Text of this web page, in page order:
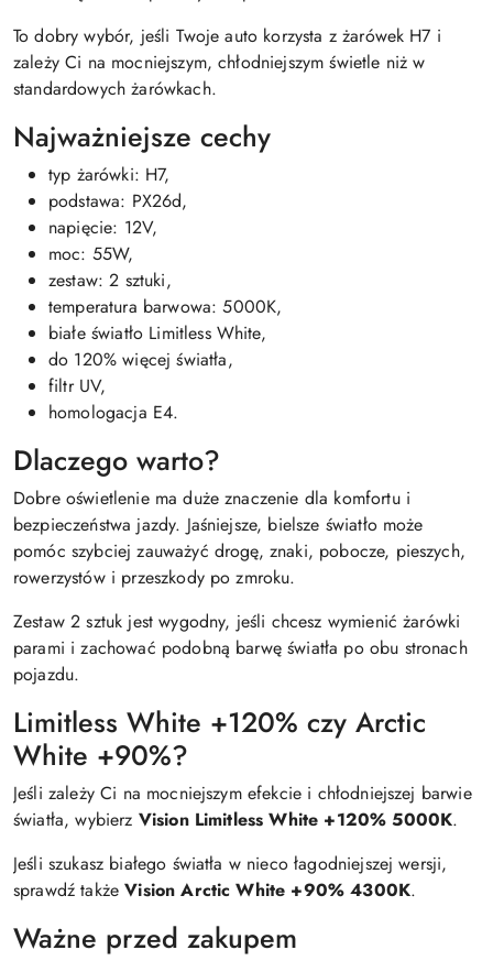
To dobry wybór, jeśli Twoje auto korzysta z żarówek H7 i
zależy Ci na mocniejszym, chłodniejszym świetle niż w
standardowych żarówkach.
Najważniejsze cechy
typ żarówki: H7,
podstawa: PX26d,
napięcie: 12V,
moc: 55W,
zestaw: 2 sztuki,
temperatura barwowa: 5000K,
białe światło Limitless White,
do 120% więcej światła,
filtr UV,
homologacja E4.
Dlaczego warto?
Dobre oświetlenie ma duże znaczenie dla komfortu i
bezpieczeństwa jazdy. Jaśniejsze, bielsze światło może
pomóc szybciej zauważyć drogę, znaki, pobocze, pieszych,
rowerzystów i przeszkody po zmroku.
Zestaw 2 sztuk jest wygodny, jeśli chcesz wymienić żarówki
parami i zachować podobną barwę światła po obu stronach
pojazdu.
Limitless White +120% czy Arctic
White +90%?
Jeśli zależy Ci na mocniejszym efekcie i chłodniejszej barwie
światła, wybierz Vision Limitless White +120% 5000K.
Jeśli szukasz białego światła w nieco łagodniejszej wersji,
sprawdź takżeVision Arctic White +90% 4300K.
Ważne przed zakupem